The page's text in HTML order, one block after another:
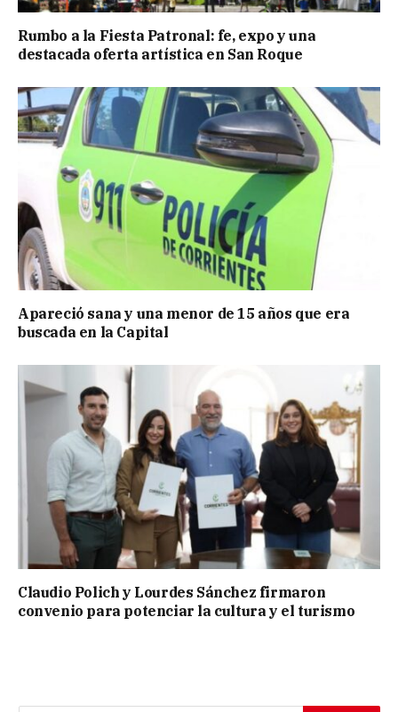
Rumbo a la Fiesta Patronal: fe, expo y una
destacada oferta artística en San Roque
Apareció sana y una menor de 15 años que era
buscada en la Capital
Claudio Polich y Lourdes Sánchez firmaron
convenio para potenciar la cultura y el turismo